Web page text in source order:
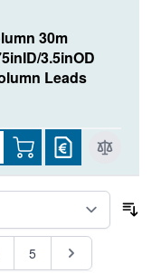
30m
3.5inOD
Leads
gerade Seite
Seite
5 Seite